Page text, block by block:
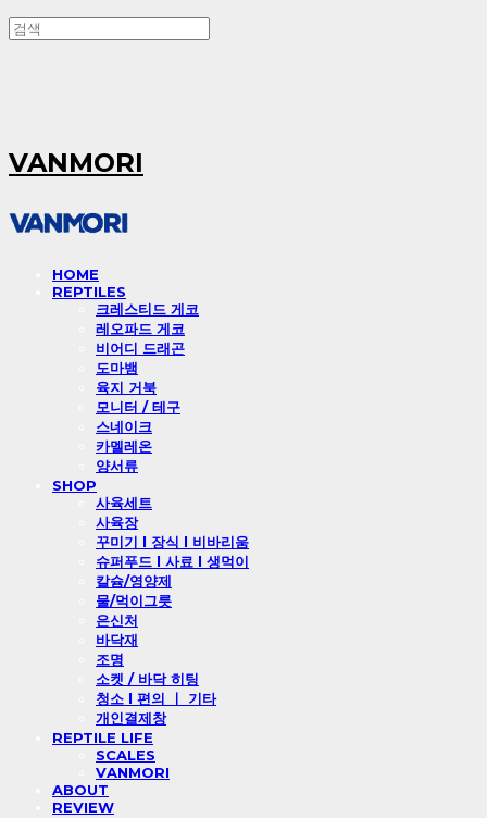
VANMORI
HOME
REPTILES
크레스티드 게코
레오파드 게코
비어디 드래곤
도마뱀
육지 거북
모니터 / 테구
스네이크
카멜레온
양서류
SHOP
사육세트
사육장
꾸미기 l 장식 l 비바리움
슈퍼푸드 l 사료 l 생먹이
칼슘/영양제
물/먹이그릇
은신처
바닥재
조명
소켓 / 바닥 히팅
청소 l 편의 ㅣ 기타
개인결제창
REPTILE LIFE
SCALES
VANMORI
ABOUT
REVIEW